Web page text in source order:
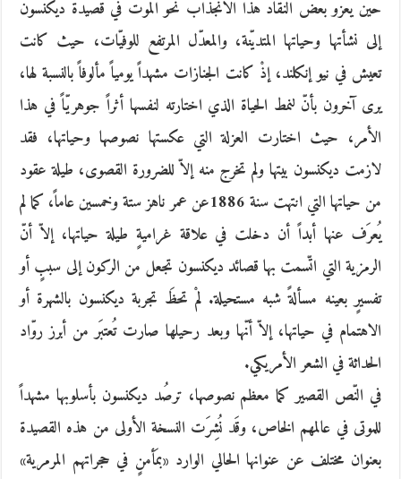
حين يعزو بعض النقاد هذا الانجذاب نحو الموت في قصيدة ديكنسون
إلى نشأتها وحياتها المتديّنة، والمعدّل المرتفع للوفيّات، حيث كانت
تعيش في نيو إنكلند، إذْ كانت الجنازات مشهداً يومياً مألوفاً بالنسبة لها،
يرى آخرون بأنّ لنمط الحياة الذي اختارته لنفسها أثراً جوهريّاً في هذا
الأمر، حيث اختارت العزلة التي عكستها نصوصها وحياتها، فقد
لازمت ديكنسون بيتها ولم تخرج منه إلاّ للضرورة القصوى، طيلة عقود
من حياتها التي انتهت سنة 1886عن عمر ناهز ستة وخمسين عاماً، كما لم
يُعرَف عنها أبداً أن دخلت في علاقة غراميةٍ طيلة حياتها، إلاّ أنّ
الرمزية التي اتّسمت بها قصائد ديكنسون تجعل من الركون إلى سببٍ أو
تفسيرٍ بعينه مسألةً شبه مستحيلة. لمْ تحظَ تجربة ديكنسون بالشهرة أو
الاهتمام في حياتها، إلاّ أنّها وبعد رحيلها صارت تُعتبَر من أبرز روّاد
الحداثة في الشعر الأمريكي.
في النّص القصير كما معظم نصوصها، ترصُد ديكنسون بأسلوبها مشهداً
للموتى في عالمهم الخاص، وقَد نُشِرَت النسخة الأولى من هذه القصيدة
بعنوان مختلف عن عنوانها الحالي الوارد «بمَأمنٍ في حجراتهم المرمرية»